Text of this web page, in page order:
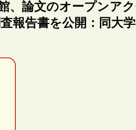
、論文のオープンア
報告書を公開：同大